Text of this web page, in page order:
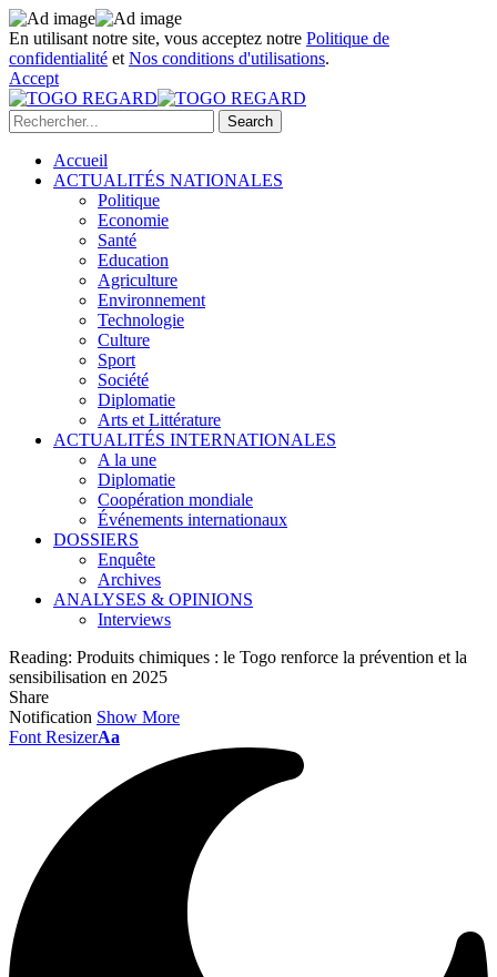
En utilisant notre site, vous acceptez notre Politique de
confidentialité et Nos conditions d'utilisations.
Accept
Accueil
ACTUALITÉS NATIONALES
Politique
Economie
Santé
Education
Agriculture
Environnement
Technologie
Culture
Sport
Société
Diplomatie
Arts et Littérature
ACTUALITÉS INTERNATIONALES
A la une
Diplomatie
Coopération mondiale
Événements internationaux
DOSSIERS
Enquête
Archives
ANALYSES & OPINIONS
Interviews
Reading: Produits chimiques : le Togo renforce la prévention et la
sensibilisation en 2025
Share
Notification Show More
Font ResizerAa